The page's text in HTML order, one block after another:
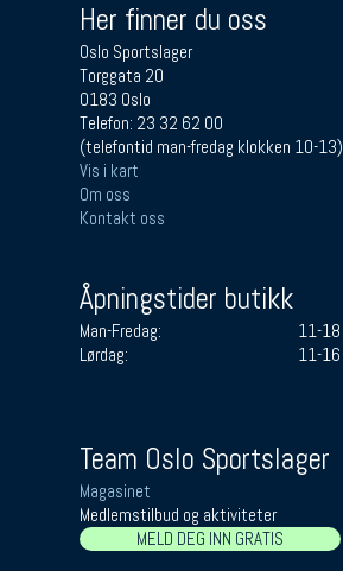
Her finner du oss
Oslo Sportslager
Torggata 20
0183 Oslo
Telefon: 23 32 62 00
(telefontid man-fredag klokken 10-13)
Vis i kart
Om oss
Kontakt oss
Åpningstider butikk
Man-Fredag:
11-18
Lørdag:
11-16
Team Oslo Sportslager
Magasinet
Medlemstilbud og aktiviteter
MELD DEG INN GRATIS